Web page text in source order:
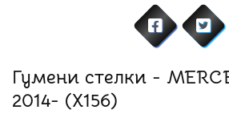
Гумени стелки -
2014- (X156)